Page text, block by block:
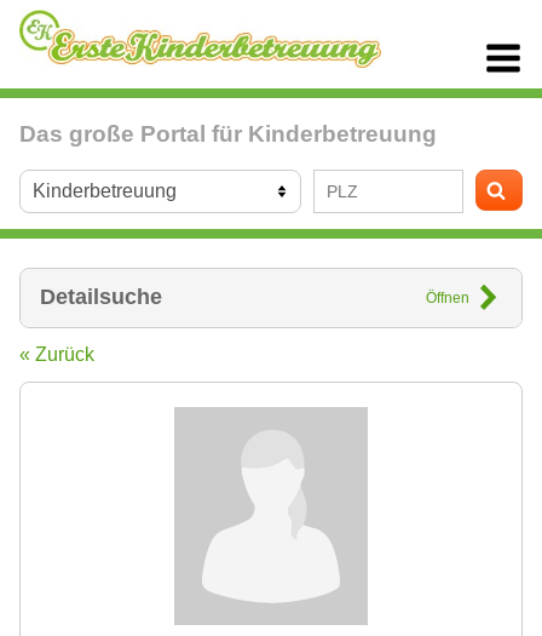
Das große Portal für Kinderbetreuung
Detailsuche Öffnen
« Zurück